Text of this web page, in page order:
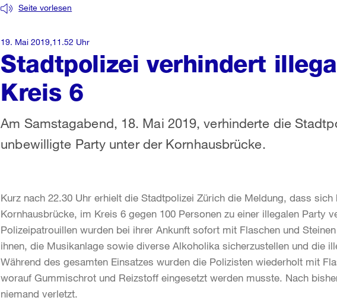
Stadtpolizei verhindert
Kreis 6
Seite vorlesen
Am Samstagabend, 18. Mai 2019, verhinderte die
unbewilligte Party unter der Kornhausbrücke.
19. Mai 2019,11.52 Uhr
Kurz nach 22.30 Uhr erhielt die Stadtpolizei Zürich die Meldung, dass
Kornhausbrücke, im Kreis 6 gegen 100 Personen zu einer illegalen Party
Polizeipatrouillen wurden bei ihrer Ankunft sofort mit Flaschen und
ihnen, die Musikanlage sowie diverse Alkoholika sicherzustellen und die
Während des gesamten Einsatzes wurden die Polizisten wiederholt mit
worauf Gummischrot und Reizstoff eingesetzt werden musste. Nach
niemand verletzt.